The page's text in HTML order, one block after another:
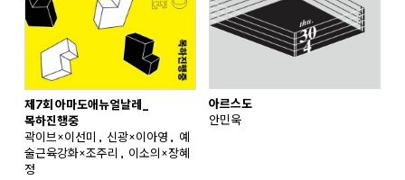
제7회 아마도애뉴얼날레_
목하진행중
곽이브×이선미, 신광×이아영, 예
술근육강화×조주리, 이소의×장혜
정
아르스도
안민욱